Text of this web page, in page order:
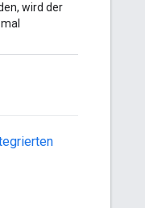
wird der